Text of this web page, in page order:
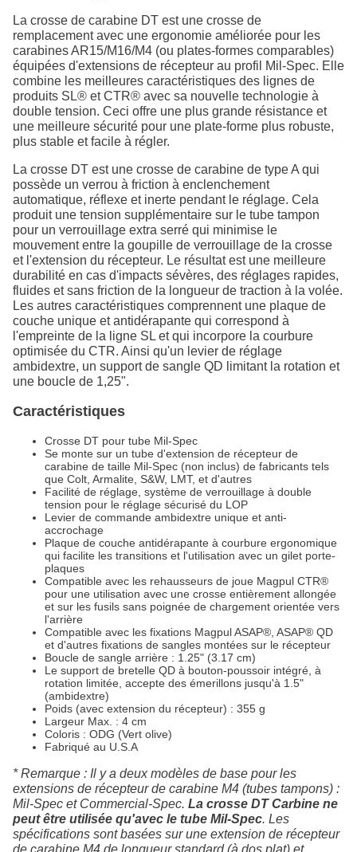
La crosse de carabine DT est une crosse de
remplacement avec une ergonomie améliorée pour les
carabines AR15/M16/M4 (ou plates-formes comparables)
équipées d'extensions de récepteur au profil Mil-Spec. Elle
combine les meilleures caractéristiques des lignes de
produits SL® et CTR® avec sa nouvelle technologie à
double tension. Ceci offre une plus grande résistance et
une meilleure sécurité pour une plate-forme plus robuste,
plus stable et facile à régler.
La crosse DT est une crosse de carabine de type A qui
possède un verrou à friction à enclenchement
automatique, réflexe et inerte pendant le réglage. Cela
produit une tension supplémentaire sur le tube tampon
pour un verrouillage extra serré qui minimise le
mouvement entre la goupille de verrouillage de la crosse
et l'extension du récepteur. Le résultat est une meilleure
durabilité en cas d'impacts sévères, des réglages rapides,
fluides et sans friction de la longueur de traction à la volée.
Les autres caractéristiques comprennent une plaque de
couche unique et antidérapante qui correspond à
l'empreinte de la ligne SL et qui incorpore la courbure
optimisée du CTR. Ainsi qu'un levier de réglage
ambidextre, un support de sangle QD limitant la rotation et
une boucle de 1,25".
Caractéristiques
Crosse DT pour tube Mil-Spec
Se monte sur un tube d'extension de récepteur de
carabine de taille Mil-Spec (non inclus) de fabricants tels
que Colt, Armalite, S&W, LMT, et d'autres
Facilité de réglage, système de verrouillage à double
tension pour le réglage sécurisé du LOP
Levier de commande ambidextre unique et anti-
accrochage
Plaque de couche antidérapante à courbure ergonomique
qui facilite les transitions et l'utilisation avec un gilet porte-
plaques
Compatible avec les rehausseurs de joue Magpul CTR®
pour une utilisation avec une crosse entièrement allongée
et sur les fusils sans poignée de chargement orientée vers
l'arrière
Compatible avec les fixations Magpul ASAP®, ASAP® QD
et d'autres fixations de sangles montées sur le récepteur
Boucle de sangle arrière : 1.25" (3.17 cm)
Le support de bretelle QD à bouton-poussoir intégré, à
rotation limitée, accepte des émerillons jusqu'à 1.5"
(ambidextre)
Poids (avec extension du récepteur) : 355 g
Largeur Max. : 4 cm
Coloris : ODG (Vert olive)
Fabriqué au U.S.A
* Remarque : Il y a deux modèles de base pour les
extensions de récepteur de carabine M4 (tubes tampons) :
Mil-Spec et Commercial-Spec. La crosse DT Carbine ne
peut être utilisée qu'avec le tube Mil-Spec. Les
spécifications sont basées sur une extension de récepteur
de carabine M4 de longueur standard (à dos plat) et